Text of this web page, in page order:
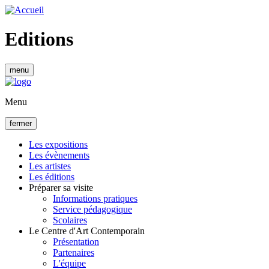
Aller
contenu
principal
Editions
menu
Menu
fermer
Navigation
principale
Les expositions
Les évènements
Les artistes
Les éditions
Préparer sa visite
Informations pratiques
Service pédagogique
Scolaires
Le Centre d'Art Contemporain
Présentation
Partenaires
L'équipe